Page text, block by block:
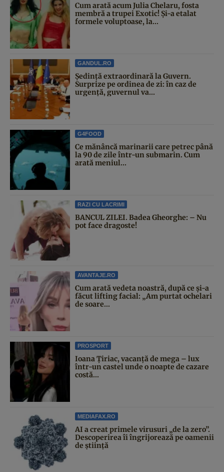
Cum arată acum Julia Chelaru, fosta
membră a trupei Exotic! Și-a etalat
formele voluptoase, la...
GANDUL.RO
Şedinţă extraordinară la Guvern.
Surprize pe ordinea de zi: în caz de
urgență, guvernul va...
G4FOOD
Ce mănâncă marinarii care petrec până
la 90 de zile într-un submarin. Cum
arată meniul...
RAZI CU LACRIMI
BANCUL ZILEI. Badea Gheorghe: – Nu
pot face dragoste!
AVANTAJE.RO
Cum arată vedeta noastră, după ce și-a
făcut lifting facial: „Am purtat ochelari
de soare...
PROSPORT
Ioana Țiriac, vacanță de mega – lux
într-un castel unde o noapte de cazare
costă...
MEDIAFAX.RO
AI a creat primele virusuri „de la zero”.
Descoperirea îi îngrijorează pe oamenii
de știință